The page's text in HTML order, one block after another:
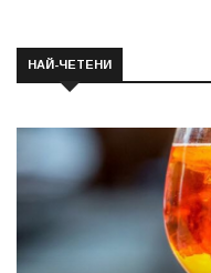
НАЙ-ЧЕТЕНИ